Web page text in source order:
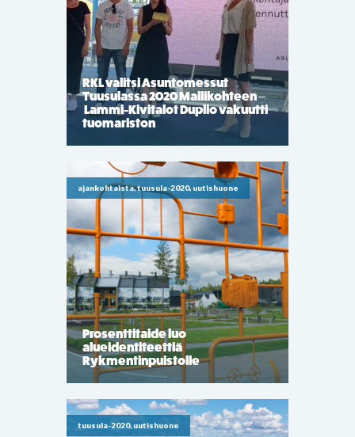
RKL valitsi Asuntomessut
Tuusulassa 2020 Mallikohteen –
Lammi-Kivitalot Duplio vakuutti
tuomariston
ajankohtaista, tuusula-2020, uutishuone
Prosenttitaide luo
alueidentiteettiä
Rykmentinpuistolle
tuusula-2020, uutishuone